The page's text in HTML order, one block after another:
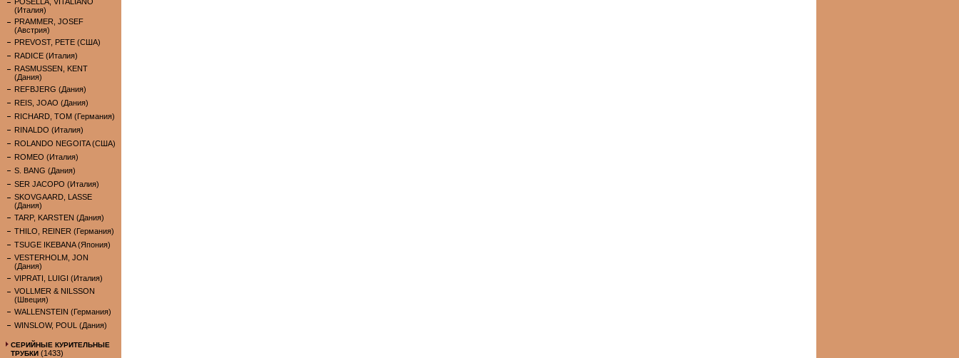
(Италия)
PRAMMER, JOSEF
(Австрия)
PREVOST, PETE (США)
RADICE (Италия)
RASMUSSEN, KENT
(Дания)
REFBJERG (Дания)
REIS, JOAO (Дания)
RICHARD, TOM (Германия)
RINALDO (Италия)
ROLANDO NEGOITA (США)
ROMEO (Италия)
S. BANG (Дания)
SER JACOPO (Италия)
SKOVGAARD, LASSE
(Дания)
TARP, KARSTEN (Дания)
THILO, REINER (Германия)
TSUGE IKEBANA (Япония)
VESTERHOLM, JON
(Дания)
VIPRATI, LUIGI (Италия)
VOLLMER & NILSSON
(Швеция)
WALLENSTEIN (Германия)
WINSLOW, POUL (Дания)
СЕРИЙНЫЕ КУРИТЕЛЬНЫЕ
ТРУБКИ (1433)